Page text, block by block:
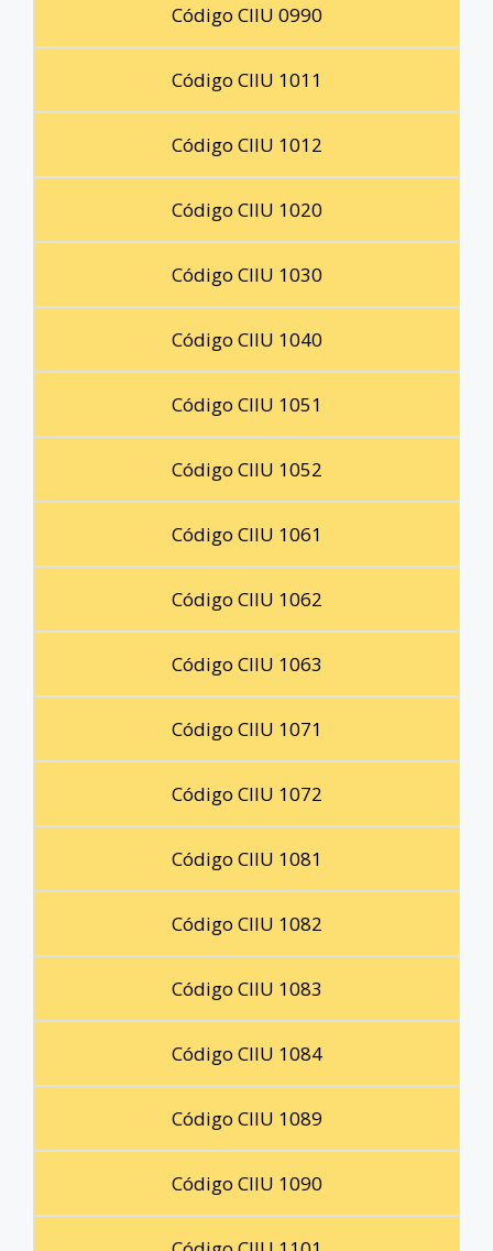
Código CIIU 0990
Código CIIU 1011
Código CIIU 1012
Código CIIU 1020
Código CIIU 1030
Código CIIU 1040
Código CIIU 1051
Código CIIU 1052
Código CIIU 1061
Código CIIU 1062
Código CIIU 1063
Código CIIU 1071
Código CIIU 1072
Código CIIU 1081
Código CIIU 1082
Código CIIU 1083
Código CIIU 1084
Código CIIU 1089
Código CIIU 1090